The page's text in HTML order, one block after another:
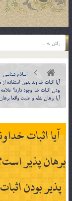
اسلام شناسی
آيا اثبات خداوند بدون استفاده
بودن اثبات خدا وجود دارد؟
آيا برهان نظم و عليت واقعا
آيا اثبات
برهان پذير
پذير بودن